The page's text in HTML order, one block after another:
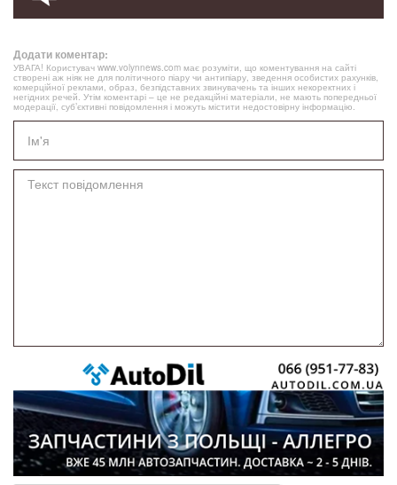
Додати коментар:
УВАГА! Користувач www.volynnews.com має розуміти, що коментування на сайті
створені аж ніяк не для політичного піару чи антипіару, зведення особистих рахунків,
комерційної реклами, образ, безпідставних звинувачень та інших некоректних і
негідних речей. Утім коментарі – це не редакційні матеріали, не мають попередньої
модерації, суб’єктивні повідомлення і можуть містити недостовірну інформацію.